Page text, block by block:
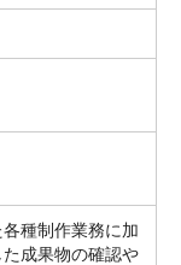
種制作業務に加
成果物の確認や